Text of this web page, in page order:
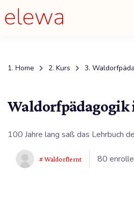
Home Kurs
Waldorfpädagogik
100 Jahre lang saß das Lehrbuch
# Waldorflernt 80